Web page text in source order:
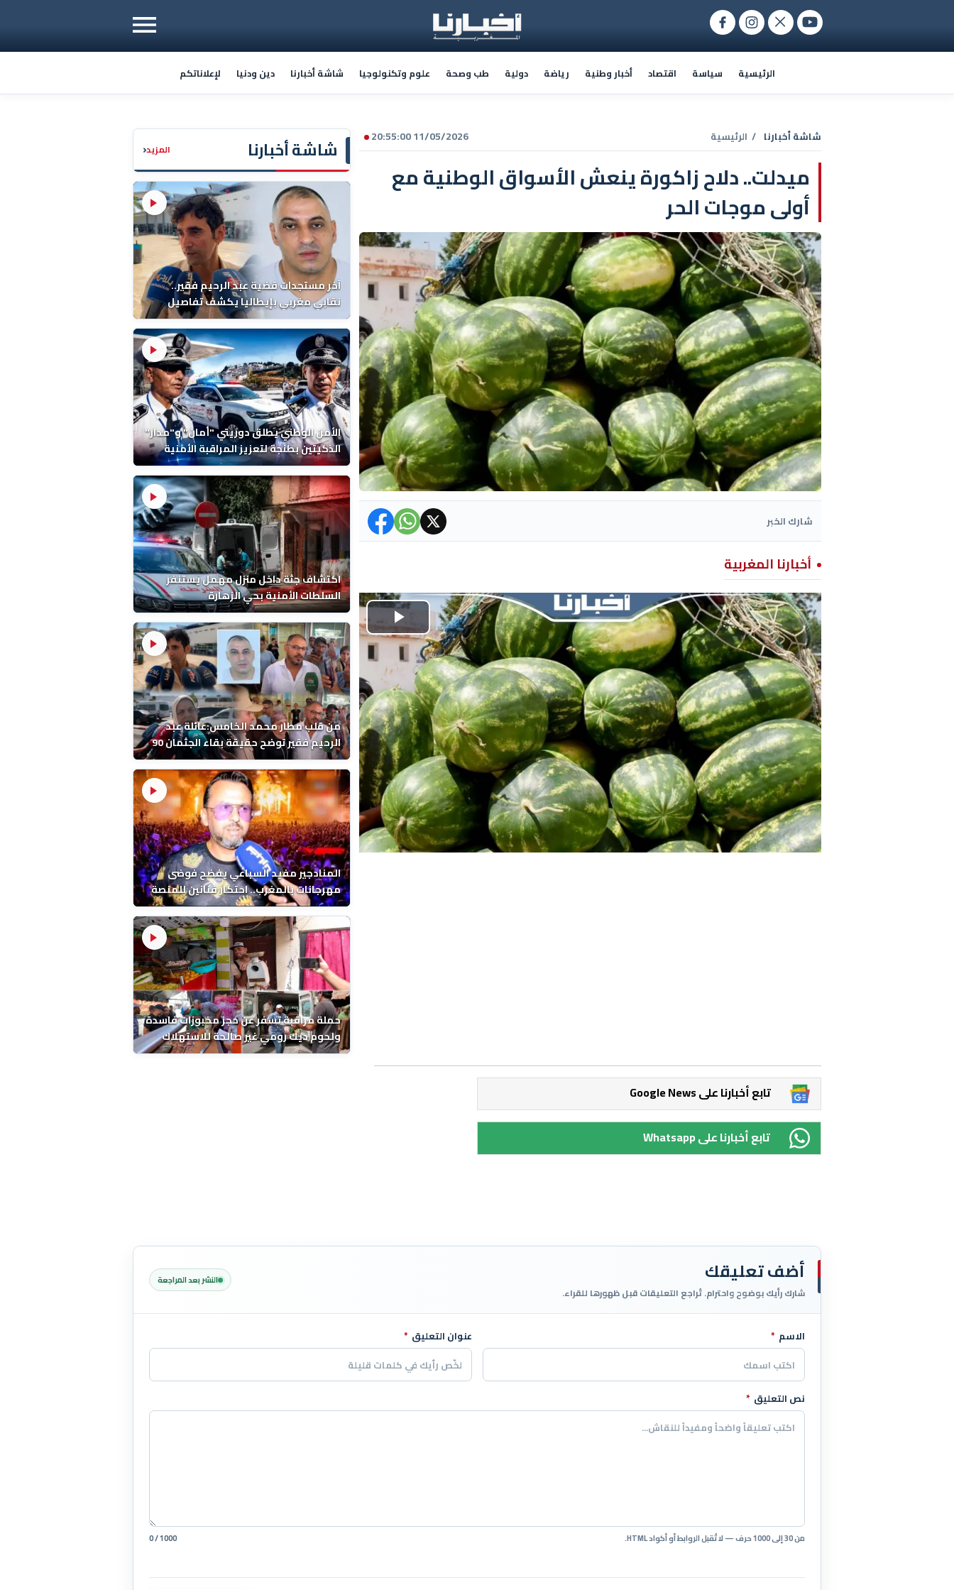
الرئيسية سياسة اقتصاد أخبار وطنية رياضة دولية طب وصحة علوم وتكنولوجيا شاشة أخبارنا دين ودنيا لإعلاناتكم
شاشة أخبارنا المزيد‹
آخر مستجدات قضية عبد الرحيم فقير..
نقابي مغربي بإيطاليا يكشف تفاصيل
الوفاة ونتائج التشريح
الأمن الوطني يطلق دوريتي "أمان" و"مدار"
الذكيتين بطنجة لتعزيز المراقبة الأمنية
اكتشاف جثة داخل منزل مهمل يستنفر
السلطات الأمنية بحي الزهارة
من قلب مطار محمد الخامس:عائلة عبد
الرحيم فقير توضح حقيقة بقاء الجثمان 90
يوماً قبل إعادته إلى المغرب
المنادجير مفيد السباعي يفضح فوضى
مهرجانات بالمغرب.. احتكار فنانين للمنصة
واقصاء اخرين
حملة مراقبة تسفر عن حجز مخبوزات فاسدة
ولحوم ديك رومي غير صالحة للاستهلاك
بالحي الحسني
11/05/2026 20:55:00 شاشة أخبارنا / الرئيسية
ميدلت.. دلاح زاكورة ينعش الأسواق الوطنية مع
أولى موجات الحر
شارك الخبر
أخبارنا المغربية
Play
Video
Google News تابع أخبارنا على
Whatsapp تابع أخبارنا على
أضف تعليقك
شارك رأيك بوضوح واحترام. تُراجع التعليقات قبل ظهورها للقراء.
النشر بعد المراجعة
اترك هذا الحقل فارغاً
الاسم * عنوان التعليق *
نص التعليق *
من 30 إلى 1000 حرف — لا تُقبل الروابط أو أكواد HTML. 0 / 1000